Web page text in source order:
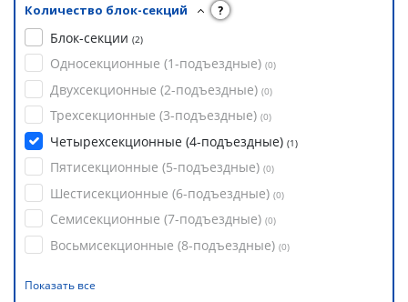
Количество блок-секций ?
Блок-секции (2)
Односекционные (1-подъездные) (0)
Двухсекционные (2-подъездные) (0)
Трехсекционные (3-подъездные) (0)
Четырехсекционные (4-подъездные) (1)
Пятисекционные (5-подъездные) (0)
Шестисекционные (6-подъездные) (0)
Семисекционные (7-подъездные) (0)
Восьмисекционные (8-подъездные) (0)
Показать все